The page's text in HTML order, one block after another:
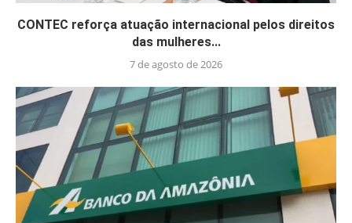
CONTEC reforça atuação internacional pelos direitos
das mulheres...
7 de agosto de 2026